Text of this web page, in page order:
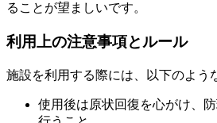
ることが望ましいです。
利用上の注意事項とルール
施設を利用する際には、以下のよう
使用後は原状回復を心がけ、